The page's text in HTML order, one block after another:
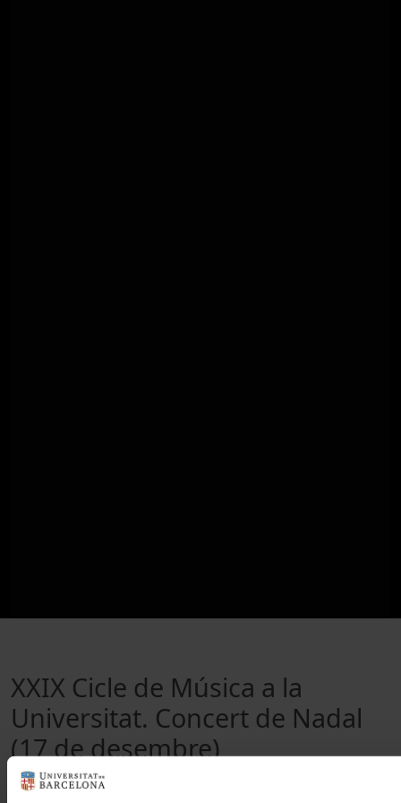
XXIX Cicle de Música a la
Universitat. Concert de Nadal
(17 de desembre)
10 December, 2015